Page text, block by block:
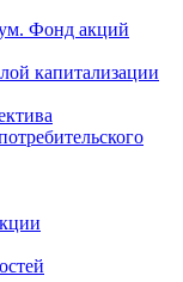
Фонд акций
капитализации